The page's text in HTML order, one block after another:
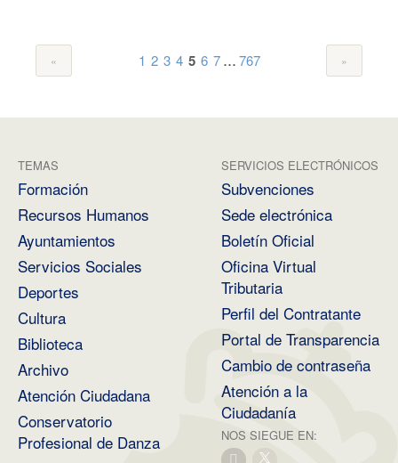
1 2 3 4 5 6 7 ...767
TEMAS
Formación
Recursos Humanos
Ayuntamientos
Servicios Sociales
Deportes
Cultura
Biblioteca
Archivo
Atención Ciudadana
Conservatorio
Profesional de Danza
SERVICIOS ELECTRÓNICOS
Subvenciones
Sede electrónica
Boletín Oficial
Oficina Virtual
Tributaria
Perfil del Contratante
Portal de Transparencia
Cambio de contraseña
Atención a la
Ciudadanía
NOS SIEGUE EN: